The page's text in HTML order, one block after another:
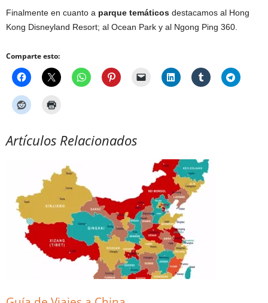
Finalmente en cuanto a parque temáticos destacamos al Hong
Kong Disneyland Resort; al Ocean Park y al Ngong Ping 360.
Comparte esto:
Artículos Relacionados